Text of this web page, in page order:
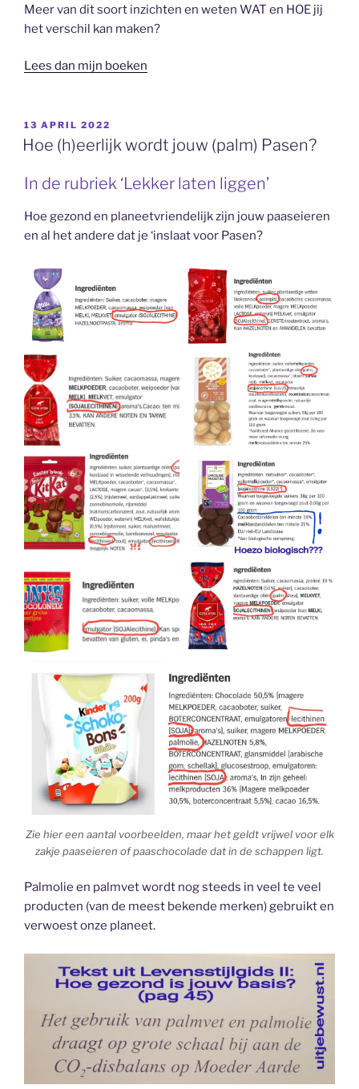
Meer van dit soort inzichten en weten WAT en HOE jij
het verschil kan maken?
Lees dan mijn boeken
GEPLAATST
OP
13 APRIL 2022
Hoe (h)eerlijk wordt jouw (palm) Pasen?
In de rubriek ‘Lekker laten liggen’
Hoe gezond en planeetvriendelijk zijn jouw paaseieren
en al het andere dat je ‘inslaat voor Pasen?
Zie hier een aantal voorbeelden, maar het geldt vrijwel voor elk
zakje paaseieren of paaschocolade dat in de schappen ligt.
Palmolie en palmvet wordt nog steeds in veel te veel
producten (van de meest bekende merken) gebruikt en
verwoest onze planeet.